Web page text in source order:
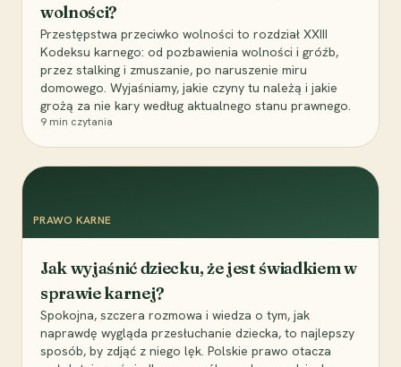
wolności?
Przestępstwa przeciwko wolności to rozdział XXIII
Kodeksu karnego: od pozbawienia wolności i gróźb,
przez stalking i zmuszanie, po naruszenie miru
domowego. Wyjaśniamy, jakie czyny tu należą i jakie
grożą za nie kary według aktualnego stanu prawnego.
9 min czytania
PRAWO KARNE
Jak wyjaśnić dziecku, że jest świadkiem w
sprawie karnej?
Spokojna, szczera rozmowa i wiedza o tym, jak
naprawdę wygląda przesłuchanie dziecka, to najlepszy
sposób, by zdjąć z niego lęk. Polskie prawo otacza